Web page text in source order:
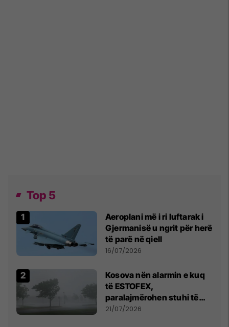
Top 5
Aeroplani më i ri luftarak i
Gjermanisë u ngrit për herë
të parë në qiell
16/07/2026
Kosova nën alarmin e kuq
të ESTOFEX,
paralajmërohen stuhi të
fuqishme me breshër dhe
21/07/2026